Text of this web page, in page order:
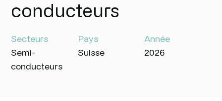
conducteurs
Secteurs
Semi-
conducteurs
Pays
Suisse
Année
2026